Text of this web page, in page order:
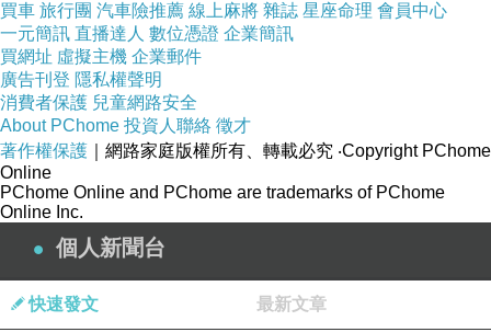
買車 旅行團 汽車險推薦 線上麻將 雜誌 星座命理 會員中心
一元簡訊 直播達人 數位憑證 企業簡訊
買網址 虛擬主機 企業郵件
廣告刊登 隱私權聲明
消費者保護 兒童網路安全
About PChome 投資人聯絡 徵才
著作權保護 ｜網路家庭版權所有、轉載必究 ‧Copyright PChome
Online
PChome Online and PChome are trademarks of PChome
Online Inc.
個人新聞台
快速發文 最新文章